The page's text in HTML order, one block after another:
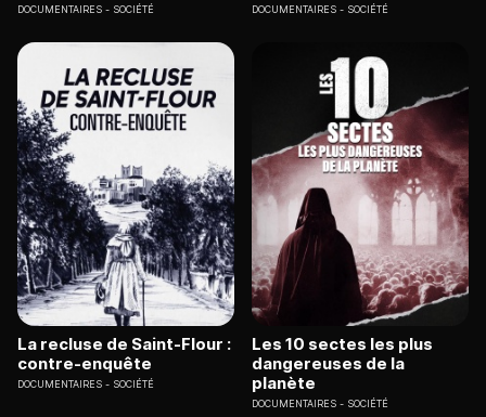
DOCUMENTAIRES SOCIÉTÉ DOCUMENTAIRES SOCIÉTÉ
La recluse de Saint-Flour :
contre-enquête
DOCUMENTAIRES SOCIÉTÉ
Les 10 sectes les plus
dangereuses de la
planète
DOCUMENTAIRES SOCIÉTÉ